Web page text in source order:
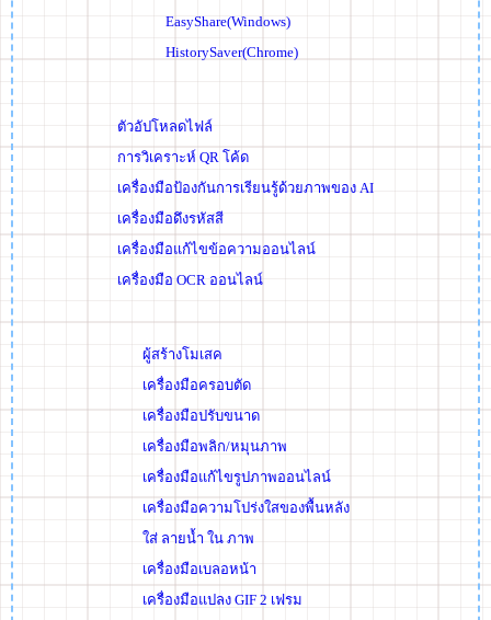
EasyShare(Windows)
HistorySaver(Chrome)
ตัวอัปโหลดไฟล์
การวิเคราะห์ QR โค้ด
เครื่องมือป้องกันการเรียนรู้ด้วยภาพของ AI
เครื่องมือดึงรหัสสี
เครื่องมือแก้ไขข้อความออนไลน์
เครื่องมือ OCR ออนไลน์
ผู้สร้างโมเสค
เครื่องมือครอบตัด
เครื่องมือปรับขนาด
เครื่องมือพลิก/หมุนภาพ
เครื่องมือแก้ไขรูปภาพออนไลน์
เครื่องมือความโปร่งใสของพื้นหลัง
ใส่ ลายน้ำ ใน ภาพ
เครื่องมือเบลอหน้า
เครื่องมือแปลง GIF 2 เฟรม